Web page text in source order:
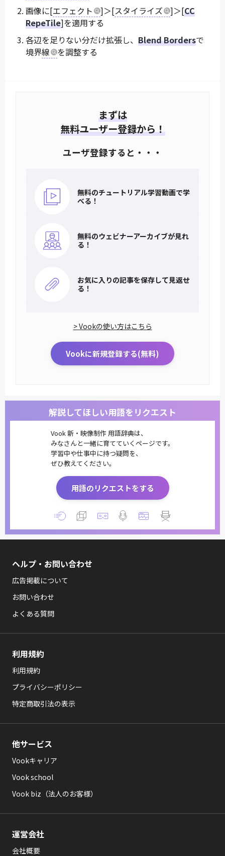
画像に[エフェクト ]＞[スタイライズ ]＞[CC
RepeTile]を適用する
各辺を足りない分だけ拡張し、Blend Bordersで
境界線 を調整する
まずは
無料ユーザー登録から！
ユーザ登録すると・・・
無料のチュートリアル学習動画で学
べる！
無料のウェビナーアーカイブが見れ
る！
お気に入りの記事を保存して見返せ
る！
> Vookの使い方はこちら
Vookに新規登録する(無料)
解説してほしい用語をリクエスト
Vook 新・映像制作 用語辞典は、
みなさんと一緒に育てていくページです。
学習中や仕事中に持つ疑問を、
ぜひ教えてください。
用語のリクエストをする
ヘルプ・お問い合わせ
広告掲載について
お問い合わせ
よくある質問
利用規約
利用規約
プライバシーポリシー
特定商取引法の表示
他サービス
Vookキャリア
Vook school
Vook biz（法人のお客様）
運営会社
会社概要